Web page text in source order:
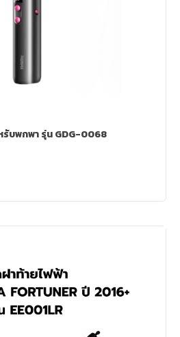
บพกพา รุ่น GDG-0068